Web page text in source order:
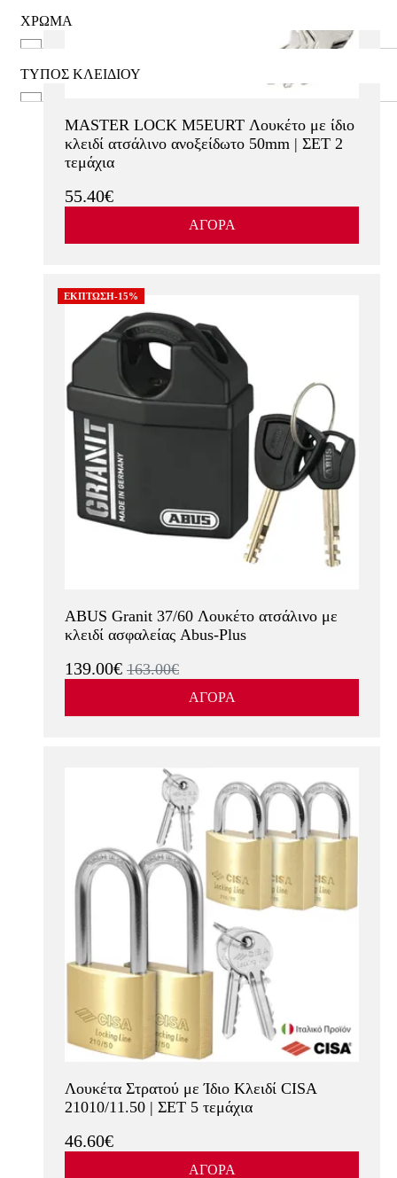
Δες περισσότερα
Δες περισσότερα
Μηχανικό Κωδικό
ΧΡΩΜΑ
Μαύρο
ΤΥΠΟΣ ΚΛΕΙΔΙΟΥ
Ελεγχόμενης Αντιγραφής
MASTER LOCK M5EURT Λουκέτο με ίδιο
κλειδί ατσάλινο ανοξείδωτο 50mm | ΣΕΤ 2
τεμάχια
55.40€
ΑΓΟΡΑ
ΕΚΠΤΩΣΗ-15%
ABUS Granit 37/60 Λουκέτο ατσάλινο με
κλειδί ασφαλείας Abus-Plus
139.00€ 163.00€
ΑΓΟΡΑ
Λουκέτα Στρατού με Ίδιο Κλειδί CISA
21010/11.50 | ΣΕΤ 5 τεμάχια
46.60€
ΑΓΟΡΑ